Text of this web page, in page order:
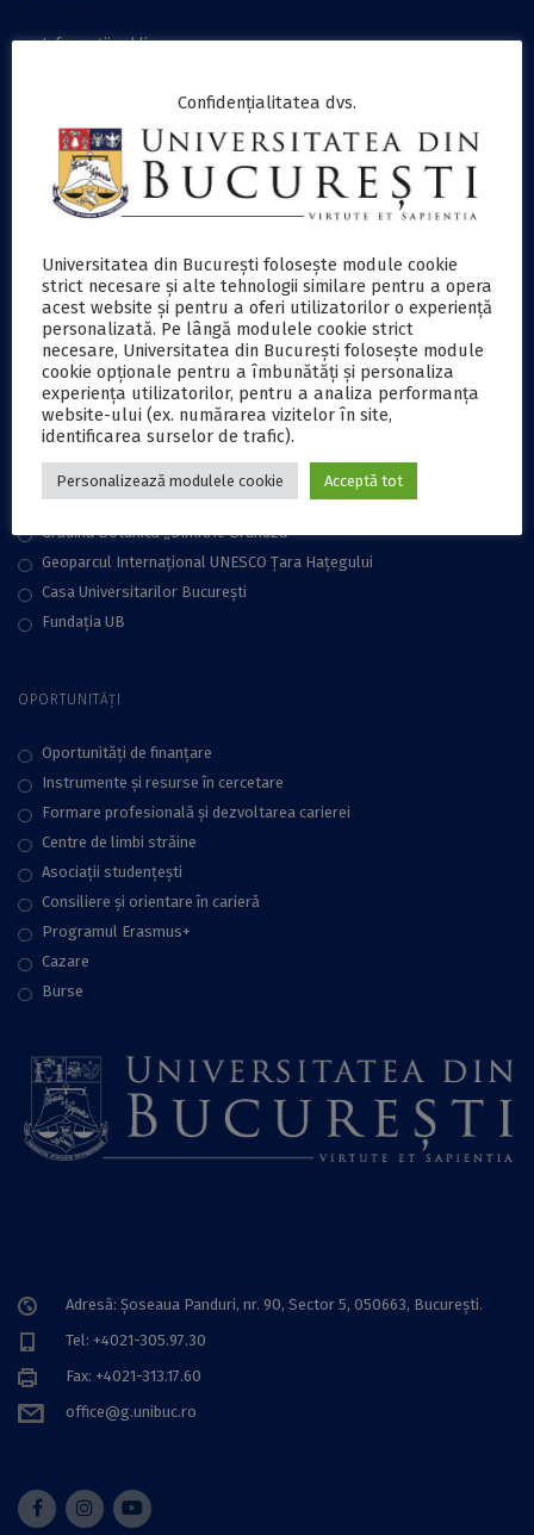
Informații publice
Cariere
Contact
Protecţia datelor
Accesibilitate
Aniversare 160 ani
COMUNITATE
Conducere
Administraţie
Comisii UB
Muzeul UB
Grădina Botanică „Dimitrie Brandza”
Geoparcul Internațional UNESCO Țara Hațegului
Casa Universitarilor București
Fundaţia UB
OPORTUNITĂȚI
Oportunități de finanțare
Instrumente și resurse în cercetare
Formare profesională și dezvoltarea carierei
Centre de limbi străine
Asociații studențești
Consiliere şi orientare în carieră
Programul Erasmus+
Cazare
Burse
Adresă: Șoseaua Panduri, nr. 90, Sector 5, 050663, Bucureşti.
Tel: +4021-305.97.30
Fax: +4021-313.17.60
office@g.unibuc.ro
Confidențialitatea dvs.
Universitatea din București folosește module cookie
strict necesare și alte tehnologii similare pentru a opera
acest website și pentru a oferi utilizatorilor o experiență
personalizată. Pe lângă modulele cookie strict
necesare, Universitatea din București folosește module
cookie opționale pentru a îmbunătăți și personaliza
experiența utilizatorilor, pentru a analiza performanța
website-ului (ex. numărarea vizitelor în site,
identificarea surselor de trafic).
Personalizează modulele cookie Acceptă tot